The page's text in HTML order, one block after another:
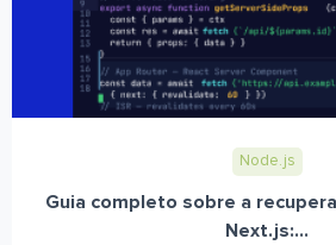
Node.js
Guia completo sobre a
Next.js:...